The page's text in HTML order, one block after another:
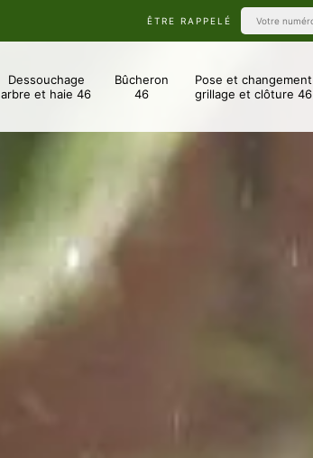
ÊTRE RAPPELÉ
Dessouchage
arbre et haie 46
Bûcheron
46
Pose et changement
grillage et clôture 46